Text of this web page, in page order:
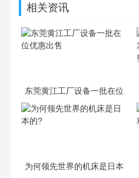
相关资讯
东莞黄江工厂设备一批在位
优惠出售
为何领先世界的机床是日本